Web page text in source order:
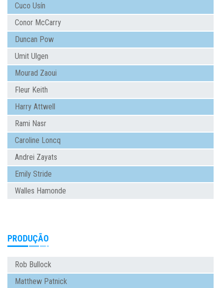
Cuco Usín
Conor McCarry
Duncan Pow
Umit Ulgen
Mourad Zaoui
Fleur Keith
Harry Attwell
Rami Nasr
Caroline Loncq
Andrei Zayats
Emily Stride
Walles Hamonde
PRODUÇÃO
Rob Bullock
Matthew Patnick